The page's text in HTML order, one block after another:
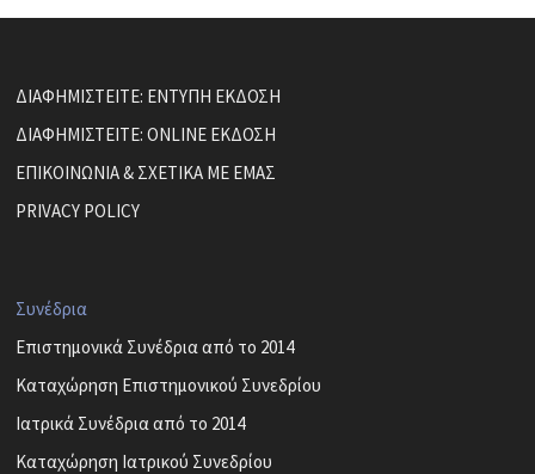
ΔΙΑΦΗΜΙΣΤΕΙΤΕ: ΕΝΤΥΠΗ ΕΚΔΟΣΗ
ΔΙΑΦΗΜΙΣΤΕΙΤΕ: ONLINE ΕΚΔΟΣΗ
ΕΠΙΚΟΙΝΩΝΙΑ & ΣΧΕΤΙΚΑ ΜΕ ΕΜΑΣ
PRIVACY POLICY
Συνέδρια
Επιστημονικά Συνέδρια από το 2014
Καταχώρηση Επιστημονικού Συνεδρίου
Ιατρικά Συνέδρια από το 2014
Καταχώρηση Ιατρικού Συνεδρίου